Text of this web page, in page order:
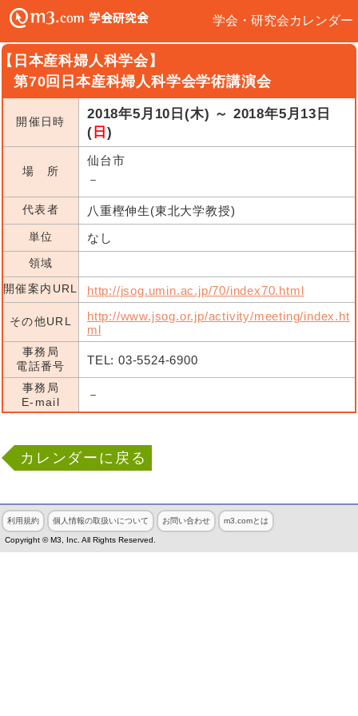
学会・研究会カレンダー
日本産科婦人科学会】
第70回日本産科婦人科学会学術講演会
開催日時
2018年5月10日(木) ～ 2018年5月13日
( 日 )
場 所
仙台市
－
代表者 八重樫伸生(東北大学教授)
単位 なし
領域
開催案内URL
http://jsog.umin.ac.jp/70/index70.html
その他URL
http://www.jsog.or.jp/activity/meeting/index.ht
ml
事務局
電話番号
TEL: 03-5524-6900
事務局
E-mail
－
カレンダーに戻る
利用規約 個人情報の取扱いについて お問い合わせ m3.comとは
Copyright © M3, Inc. All Rights Reserved.